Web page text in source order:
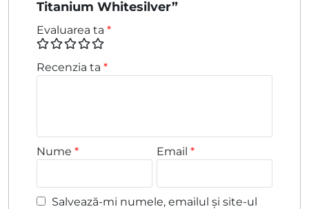
Titanium Whitesilver”
Evaluarea ta *
Recenzia ta *
Nume * Email*
Salvează-mi numele, emailul și site-ul